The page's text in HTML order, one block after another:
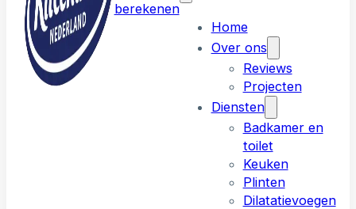
Home
Over ons
Reviews
Projecten
Diensten
Badkamer en
toilet
Keuken
Plinten
Dilatatievoegen
berekenen